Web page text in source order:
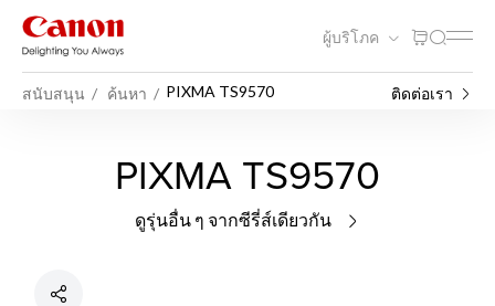
ผู้บริโภค
สนับสนุน ค้นหา PIXMA TS9570 ติดต่อเรา
PIXMA TS9570
ดูรุ่นอื่น ๆ จากซีรี่ส์เดียวกัน